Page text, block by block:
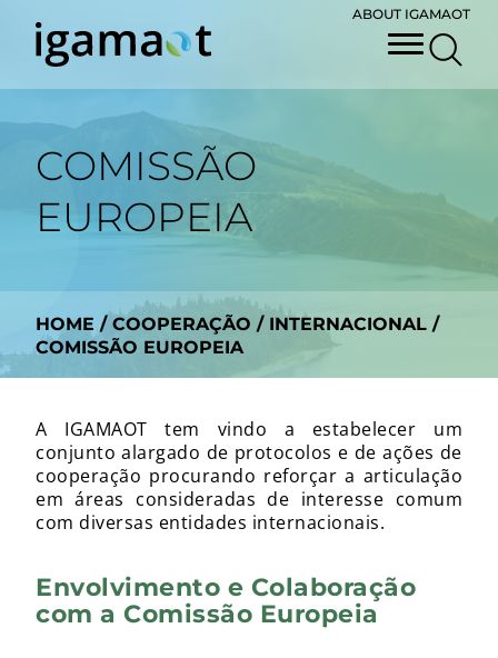
ABOUT IGAMAOT
COMISSÃO
EUROPEIA
HOME / COOPERAÇÃO / INTERNACIONAL /
COMISSÃO EUROPEIA
A IGAMAOT tem vindo a estabelecer um
conjunto alargado de protocolos e de ações de
cooperação procurando reforçar a articulação
em áreas consideradas de interesse comum
com diversas entidades internacionais.
Envolvimento e Colaboração
com a Comissão Europeia